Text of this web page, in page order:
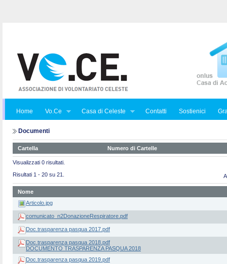
Home Vo.Ce Casa di Celeste Contatti Sostienici
Documenti
Cartella Numero di Cartelle
Visualizzati 0 risultati.
Risultati 1 - 20 su 21.
Nome
Articolo.jpg
comunicato_n2DonazioneRespiratore.pdf
Doc.trasparenza pasqua 2017.pdf
Doc.trasparenza pasqua 2018.pdf
DOCUMENTO TRASPARENZA PASQUA 2018
Doc.trasparenza pasqua 2019.pdf